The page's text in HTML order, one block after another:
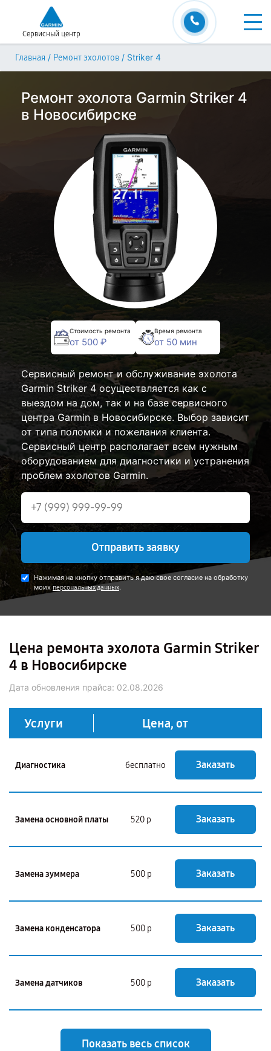
Сервисный центр
Главная / Ремонт эхолотов / Striker 4
Ремонт эхолота Garmin Striker 4
в Новосибирске
Стоимость ремонта
от 500 ₽
Время ремонта
от 50 мин
Сервисный ремонт и обслуживание эхолота
Garmin Striker 4 осуществляется как с
выездом на дом, так и на базе сервисного
центра Garmin в Новосибирске. Выбор зависит
от типа поломки и пожелания клиента.
Сервисный центр располагает всем нужным
оборудованием для диагностики и устранения
проблем эхолотов Garmin.
Отправить заявку
Нажимая на кнопку отправить я даю свое согласие на обработку
моих персональных данных.
Цена ремонта эхолота Garmin Striker
4 в Новосибирске
Дата обновления прайса: 02.08.2026
Услуги Цена, от
Диагностика бесплатно Заказать
Замена основной платы 520 р Заказать
Замена зуммера 500 р Заказать
Замена конденсатора 500 р Заказать
Замена датчиков 500 р Заказать
Показать весь список